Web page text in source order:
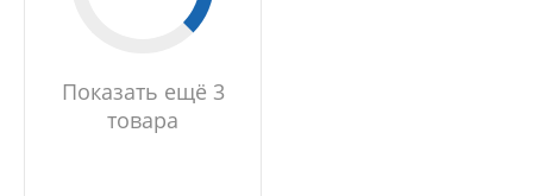
Показать ещё 3
товара